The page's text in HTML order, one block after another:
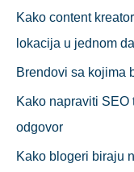
Kako content
lokacija u jednom
Brendovi sa kojima
Kako napraviti SEO
odgovor
Kako blogeri biraju